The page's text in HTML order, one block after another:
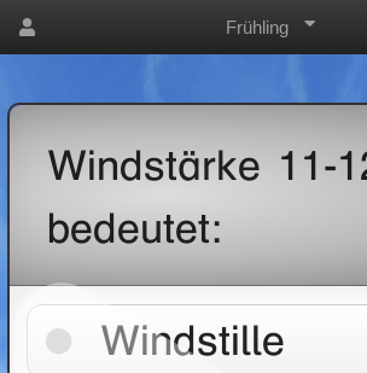
Frühling
Windstärke 11-
bedeutet:
Windstille